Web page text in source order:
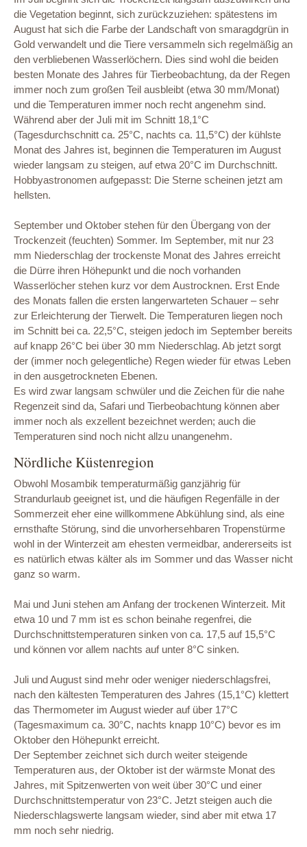
die Vegetation beginnt, sich zurückzuziehen: spätestens im
August hat sich die Farbe der Landschaft von smaragdgrün in
Gold verwandelt und die Tiere versammeln sich regelmäßig an
den verbliebenen Wasserlöchern. Dies sind wohl die beiden
besten Monate des Jahres für Tierbeobachtung, da der Regen
immer noch zum großen Teil ausbleibt (etwa 30 mm/Monat)
und die Temperaturen immer noch recht angenehm sind.
Während aber der Juli mit im Schnitt 18,1°C
(Tagesdurchschnitt ca. 25°C, nachts ca. 11,5°C) der kühlste
Monat des Jahres ist, beginnen die Temperaturen im August
wieder langsam zu steigen, auf etwa 20°C im Durchschnitt.
Hobbyastronomen aufgepasst: Die Sterne scheinen jetzt am
hellsten.
September und Oktober stehen für den Übergang von der
Trockenzeit (feuchten) Sommer. Im September, mit nur 23
mm Niederschlag der trockenste Monat des Jahres erreicht
die Dürre ihren Höhepunkt und die noch vorhanden
Wasserlöcher stehen kurz vor dem Austrocknen. Erst Ende
des Monats fallen die ersten langerwarteten Schauer – sehr
zur Erleichterung der Tierwelt. Die Temperaturen liegen noch
im Schnitt bei ca. 22,5°C, steigen jedoch im September bereits
auf knapp 26°C bei über 30 mm Niederschlag. Ab jetzt sorgt
der (immer noch gelegentliche) Regen wieder für etwas Leben
in den ausgetrockneten Ebenen.
Es wird zwar langsam schwüler und die Zeichen für die nahe
Regenzeit sind da, Safari und Tierbeobachtung können aber
immer noch als exzellent bezeichnet werden; auch die
Temperaturen sind noch nicht allzu unangenehm.
Nördliche Küstenregion
Obwohl Mosambik temperaturmäßig ganzjährig für
Strandurlaub geeignet ist, und die häufigen Regenfälle in der
Sommerzeit eher eine willkommene Abkühlung sind, als eine
ernsthafte Störung, sind die unvorhersehbaren Tropenstürme
wohl in der Winterzeit am ehesten vermeidbar, andererseits ist
es natürlich etwas kälter als im Sommer und das Wasser nicht
ganz so warm.
Mai und Juni stehen am Anfang der trockenen Winterzeit. Mit
etwa 10 und 7 mm ist es schon beinahe regenfrei, die
Durchschnittstemperaturen sinken von ca. 17,5 auf 15,5°C
und können vor allem nachts auf unter 8°C sinken.
Juli und August sind mehr oder weniger niederschlagsfrei,
nach den kältesten Temperaturen des Jahres (15,1°C) klettert
das Thermometer im August wieder auf über 17°C
(Tagesmaximum ca. 30°C, nachts knapp 10°C) bevor es im
Oktober den Höhepunkt erreicht.
Der September zeichnet sich durch weiter steigende
Temperaturen aus, der Oktober ist der wärmste Monat des
Jahres, mit Spitzenwerten von weit über 30°C und einer
Durchschnittstemperatur von 23°C. Jetzt steigen auch die
Niederschlagswerte langsam wieder, sind aber mit etwa 17
mm noch sehr niedrig.